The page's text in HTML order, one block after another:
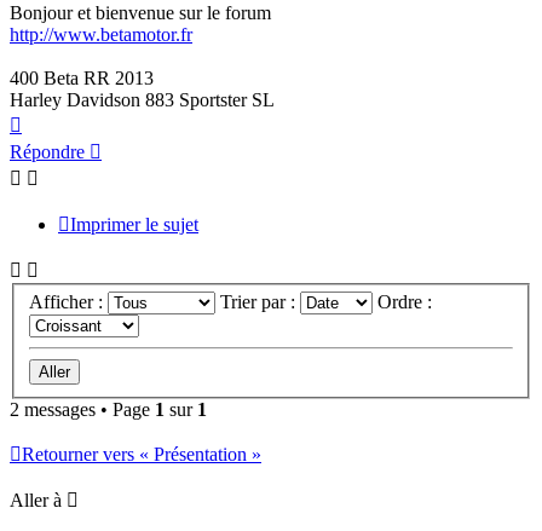
Bonjour et bienvenue sur le forum
http://www.betamotor.fr
400 Beta RR 2013
Harley Davidson 883 Sportster SL
Répondre
Imprimer le sujet
Afficher : Trier par : Ordre :
2 messages • Page 1 sur 1
Retourner vers « Présentation »
Aller à